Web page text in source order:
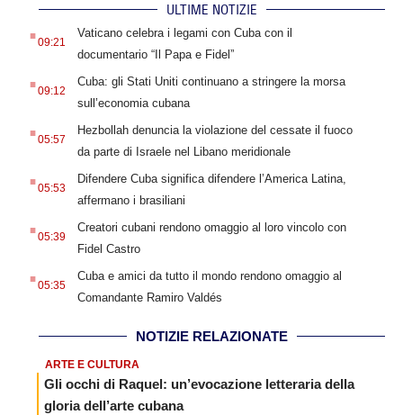
ULTIME NOTIZIE
.09:21
Vaticano celebra i legami con Cuba con il
documentario “Il Papa e Fidel”
.09:12
Cuba: gli Stati Uniti continuano a stringere la morsa
sull’economia cubana
.05:57
Hezbollah denuncia la violazione del cessate il fuoco
da parte di Israele nel Libano meridionale
.05:53
Difendere Cuba significa difendere l’America Latina,
affermano i brasiliani
.05:39
Creatori cubani rendono omaggio al loro vincolo con
Fidel Castro
.05:35
Cuba e amici da tutto il mondo rendono omaggio al
Comandante Ramiro Valdés
NOTIZIE RELAZIONATE
ARTE E CULTURA
Gli occhi di Raquel: un’evocazione letteraria della
gloria dell’arte cubana